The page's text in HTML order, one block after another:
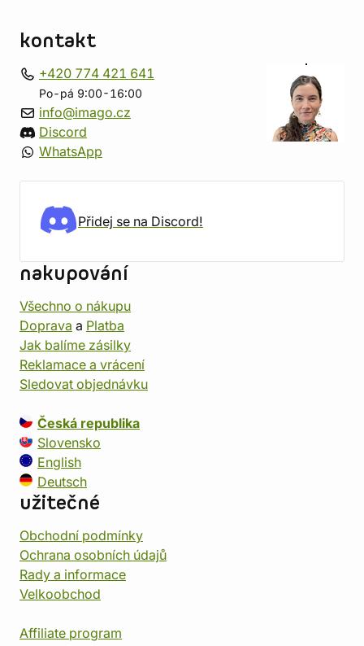
kontakt
+420 774 421 641
Po-pá 9:00-16:00
info@imago.cz
Discord
WhatsApp
Přidej se na Discord!
nakupování
Všechno o nákupu
Doprava a Platba
Jak balíme zásilky
Reklamace a vrácení
Sledovat objednávku
Česká republika
Slovensko
English
Deutsch
užitečné
Obchodní podmínky
Ochrana osobních údajů
Rady a informace
Velkoobchod
Affiliate program